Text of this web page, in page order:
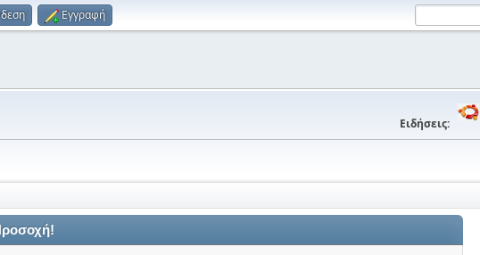
Εγγραφή
Ειδήσεις: